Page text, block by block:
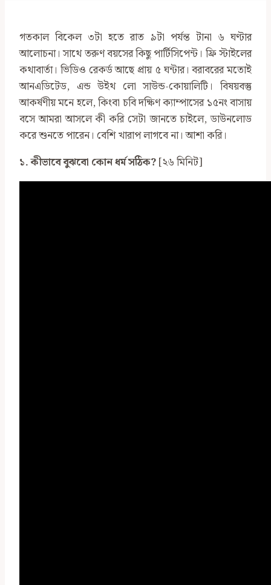
গতকাল বিকেল ৩টা হতে রাত ৯টা পর্যন্ত টানা ৬ ঘণ্টার
আলোচনা। সাথে তরুণ বয়সের কিছু পার্টিসিপেন্ট। ফ্রি স্টাইলের
কথাবার্তা। ভিডিও রেকর্ড আছে প্রায় ৫ ঘন্টার। বরাবরের মতোই
আনএডিটেড, এন্ড উইথ লো সাউন্ড-কোয়ালিটি। বিষয়বস্তু
আকর্ষণীয় মনে হলে, কিংবা চবি দক্ষিণ ক্যাম্পাসের ১৫নং বাসায়
বসে আমরা আসলে কী করি সেটা জানতে চাইলে, ডাউনলোড
করে শুনতে পারেন। বেশি খারাপ লাগবে না। আশা করি।
১. কীভাবে বুঝবো কোন ধর্ম সঠিক?[২৬ মিনিট]